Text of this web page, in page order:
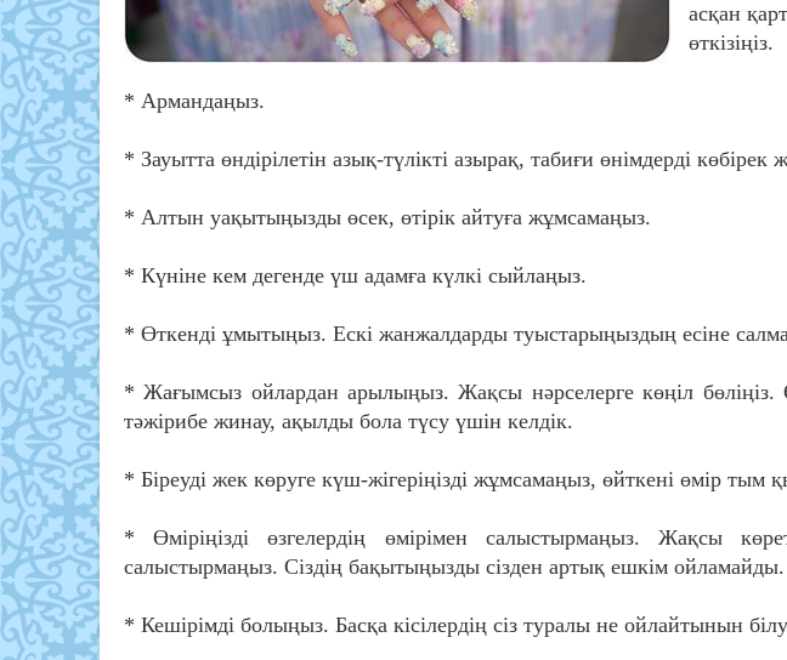
асқан
өткізіңіз.
* Армандаңыз.
* Зауытта өндірілетін азық-түлікті азырақ, табиғи өнімдерді көбірек
* Алтын уақытыңызды өсек, өтірік айтуға жұмсамаңыз.
* Күніне кем дегенде үш адамға күлкі сыйлаңыз.
* Өткенді ұмытыңыз. Ескі жанжалдарды туыстарыңыздың есіне
* Жағымсыз ойлардан арылыңыз. Жақсы нәрселерге көңіл бөліңіз.
тәжірибе жинау, ақылды бола түсу үшін келдік.
* Біреуді жек көруге күш-жігеріңізді жұмсамаңыз, өйткені өмір тым
* Өміріңізді өзгелердің өмірімен салыстырмаңыз. Жақсы
салыстырмаңыз. Сіздің бақытыңызды сізден артық ешкім ойламайды.
* Кешірімді болыңыз. Басқа кісілердің сіз туралы не ойлайтынын